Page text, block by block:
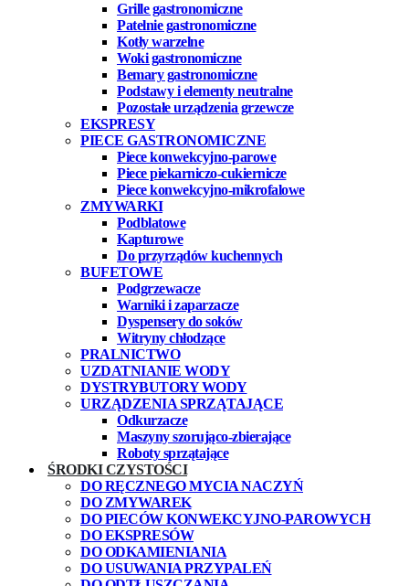
Grille gastronomiczne
Patelnie gastronomiczne
Kotły warzelne
Woki gastronomiczne
Bemary gastronomiczne
Podstawy i elementy neutralne
Pozostałe urządzenia grzewcze
EKSPRESY
PIECE GASTRONOMICZNE
Piece konwekcyjno-parowe
Piece piekarniczo-cukiernicze
Piece konwekcyjno-mikrofalowe
ZMYWARKI
Podblatowe
Kapturowe
Do przyrządów kuchennych
BUFETOWE
Podgrzewacze
Warniki i zaparzacze
Dyspensery do soków
Witryny chłodzące
PRALNICTWO
UZDATNIANIE WODY
DYSTRYBUTORY WODY
URZĄDZENIA SPRZĄTAJĄCE
Odkurzacze
Maszyny szorująco-zbierające
Roboty sprzątające
ŚRODKI CZYSTOŚCI
DO RĘCZNEGO MYCIA NACZYŃ
DO ZMYWAREK
DO PIECÓW KONWEKCYJNO-PAROWYCH
DO EKSPRESÓW
DO ODKAMIENIANIA
DO USUWANIA PRZYPALEŃ